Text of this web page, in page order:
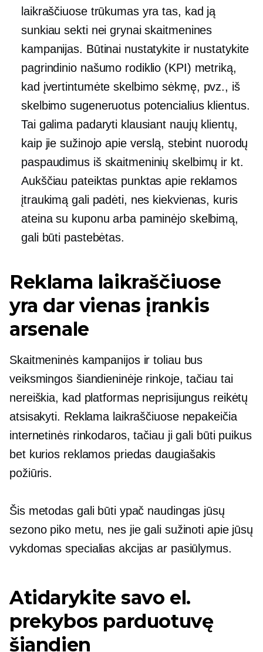
laikraščiuose trūkumas yra tas, kad ją
sunkiau sekti nei grynai skaitmenines
kampanijas. Būtinai nustatykite ir nustatykite
pagrindinio našumo rodiklio (KPI) metriką,
kad įvertintumėte skelbimo sėkmę, pvz., iš
skelbimo sugeneruotus potencialius klientus.
Tai galima padaryti klausiant naujų klientų,
kaip jie sužinojo apie verslą, stebint nuorodų
paspaudimus iš skaitmeninių skelbimų ir kt.
Aukščiau pateiktas punktas apie reklamos
įtraukimą gali padėti, nes kiekvienas, kuris
ateina su kuponu arba paminėjo skelbimą,
gali būti pastebėtas.
Reklama laikraščiuose
yra dar vienas įrankis
arsenale
Skaitmeninės kampanijos ir toliau bus
veiksmingos šiandieninėje rinkoje, tačiau tai
nereiškia, kad platformas neprisijungus reikėtų
atsisakyti. Reklama laikraščiuose nepakeičia
internetinės rinkodaros, tačiau ji gali būti puikus
bet kurios reklamos priedasdaugiašakis
požiūris.
Šis metodas gali būti ypač naudingas jūsų
sezono piko metu, nes jie gali sužinoti apie jūsų
vykdomas specialias akcijas ar pasiūlymus.
Atidarykite savo el.
prekybos parduotuvę
šiandien